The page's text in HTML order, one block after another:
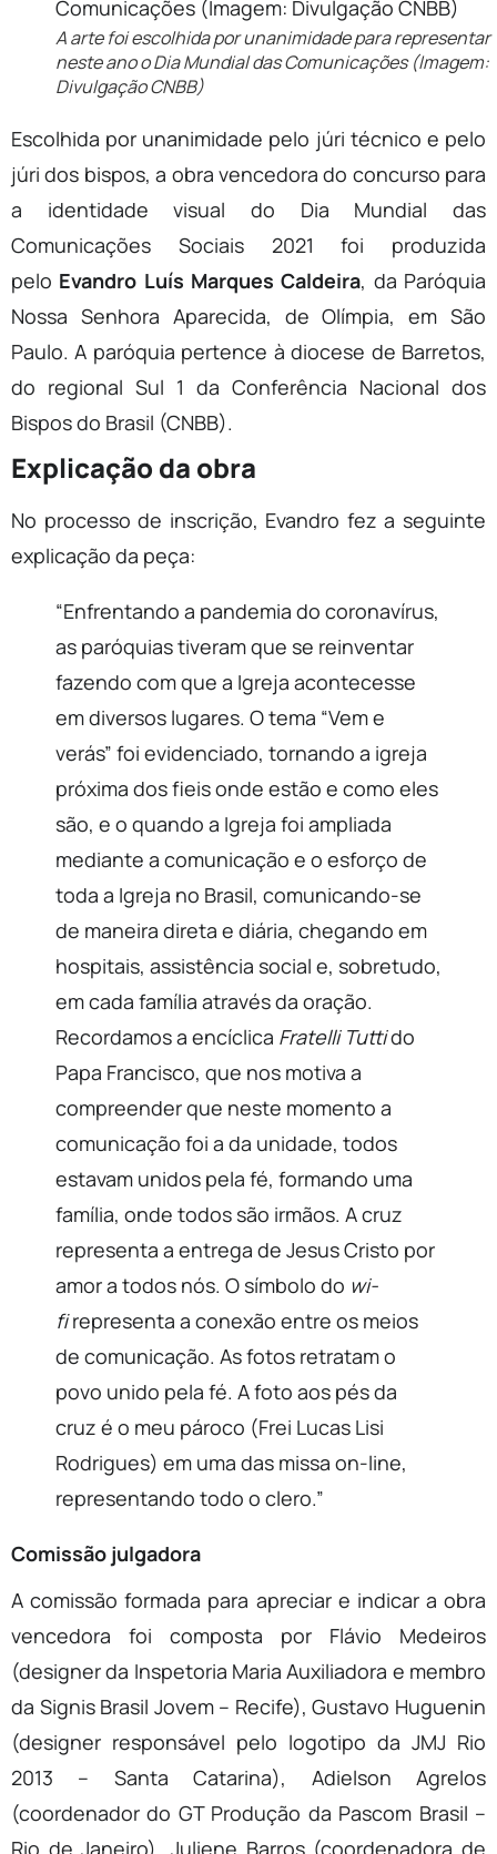
A arte foi escolhida por unanimidade para representar
neste ano o Dia Mundial das Comunicações (Imagem:
Divulgação CNBB)
Escolhida por unanimidade pelo júri técnico e pelo
júri dos bispos, a obra vencedora do concurso para
a identidade visual do Dia Mundial das
Comunicações Sociais 2021 foi produzida
pelo Evandro Luís Marques Caldeira, da Paróquia
Nossa Senhora Aparecida, de Olímpia, em São
Paulo. A paróquia pertence à diocese de Barretos,
do regional Sul 1 da Conferência Nacional dos
Bispos do Brasil (CNBB).
Explicação da obra
No processo de inscrição, Evandro fez a seguinte
explicação da peça:
“Enfrentando a pandemia do coronavírus,
as paróquias tiveram que se reinventar
fazendo com que a Igreja acontecesse
em diversos lugares. O tema “Vem e
verás” foi evidenciado, tornando a igreja
próxima dos fieis onde estão e como eles
são, e o quando a Igreja foi ampliada
mediante a comunicação e o esforço de
toda a Igreja no Brasil, comunicando-se
de maneira direta e diária, chegando em
hospitais, assistência social e, sobretudo,
em cada família através da oração.
Recordamos a encíclica Fratelli Tuttido
Papa Francisco, que nos motiva a
compreender que neste momento a
comunicação foi a da unidade, todos
estavam unidos pela fé, formando uma
família, onde todos são irmãos. A cruz
representa a entrega de Jesus Cristo por
amor a todos nós. O símbolo do wi-
firepresenta a conexão entre os meios
de comunicação. As fotos retratam o
povo unido pela fé. A foto aos pés da
cruz é o meu pároco (Frei Lucas Lisi
Rodrigues) em uma das missa on-line,
representando todo o clero.”
Comissão julgadora
A comissão formada para apreciar e indicar a obra
vencedora foi composta por Flávio Medeiros
(designer da Inspetoria Maria Auxiliadora e membro
da Signis Brasil Jovem – Recife), Gustavo Huguenin
(designer responsável pelo logotipo da JMJ Rio
2013 – Santa Catarina), Adielson Agrelos
(coordenador do GT Produção da Pascom Brasil –